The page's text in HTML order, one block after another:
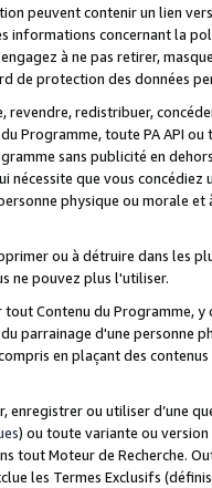
peuvent contenir un lien
informations concernant la
à ne pas retirer,
de protection des données
revendre, redistribuer,
Programme, toute PA API
sans publicité en
nécessite que vous
physique ou morale
ou à détruire dans les
ne pouvez plus l'utiliser.
tout Contenu du Programme,
parrainage d'une personne
en plaçant des
enregistrer ou utiliser d’une
) ou toute variante ou
tout Moteur de Recherche.
les Termes Exclusifs